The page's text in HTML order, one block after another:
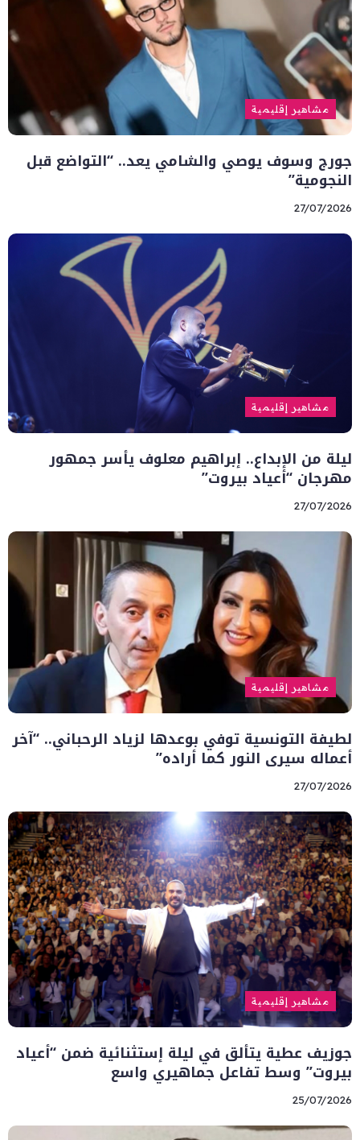
مشاهير إقليمية
جورج وسوف يوصي والشامي يعد.. “التواضع قبل
النجومية”
27/07/2026
مشاهير إقليمية
ليلة من الإبداع.. إبراهيم معلوف يأسر جمهور
مهرجان “أعياد بيروت”
27/07/2026
مشاهير إقليمية
لطيفة التونسية توفي بوعدها لزياد الرحباني.. “آخر
أعماله سيرى النور كما أراده”
27/07/2026
مشاهير إقليمية
جوزيف عطية يتألق في ليلة إستثنائية ضمن “أعياد
بيروت” وسط تفاعل جماهيري واسع
25/07/2026